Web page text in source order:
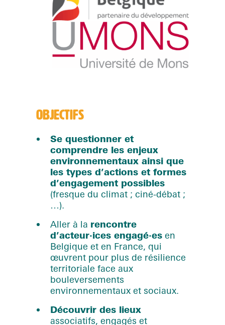
OBJECTIFS
Se questionner et
comprendre les enjeux
environnementaux ainsi que
les types d’actions et formes
d’engagement possibles
(fresque du climat ; ciné-débat ;
…).
Aller à la rencontre
d’acteur·ices engagé·es en
Belgique et en France, qui
œuvrent pour plus de résilience
territoriale face aux
bouleversements
environnementaux et sociaux.
Découvrir des lieux
associatifs, engagés et